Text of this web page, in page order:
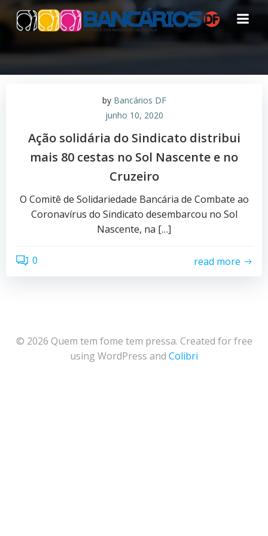
Pular
para
o
by Bancários DF
junho 10, 2020
Ação solidária do Sindicato distribui
mais 80 cestas no Sol Nascente e no
Cruzeiro
O Comitê de Solidariedade Bancária de Combate ao
Coronavírus do Sindicato desembarcou no Sol
Nascente, na […]
0 read more
© 2026 Quem tem fome tem pressa. Created for free
using WordPress and Colibri